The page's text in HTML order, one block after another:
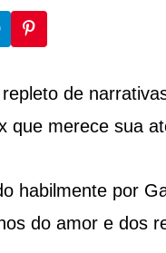
de
que merece sua
habilmente por
do amor e dos